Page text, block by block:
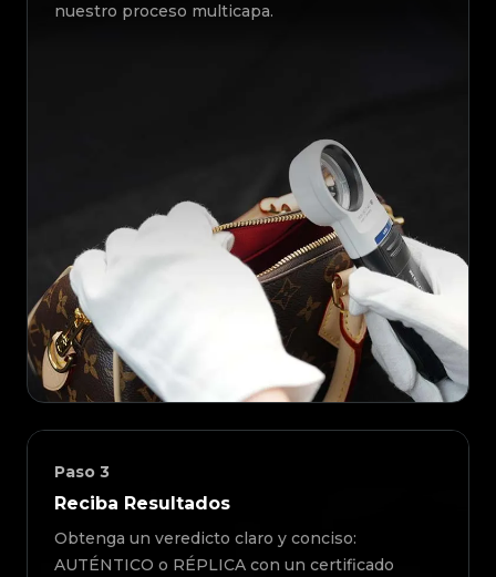
nuestro proceso multicapa.
Paso 3
Reciba Resultados
Obtenga un veredicto claro y conciso:
AUTÉNTICO o RÉPLICA con un certificado